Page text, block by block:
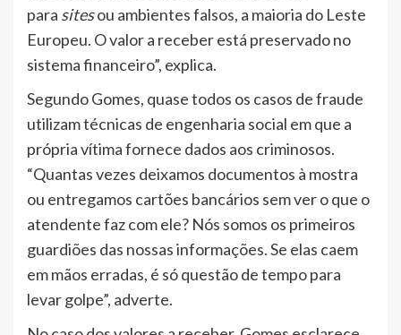
para sitesou ambientes falsos, a maioria do Leste
Europeu. O valor a receber está preservado no
sistema financeiro”, explica.
Segundo Gomes, quase todos os casos de fraude
utilizam técnicas de engenharia social em que a
própria vítima fornece dados aos criminosos.
“Quantas vezes deixamos documentos à mostra
ou entregamos cartões bancários sem ver o que o
atendente faz com ele? Nós somos os primeiros
guardiões das nossas informações. Se elas caem
em mãos erradas, é só questão de tempo para
levar golpe”, adverte.